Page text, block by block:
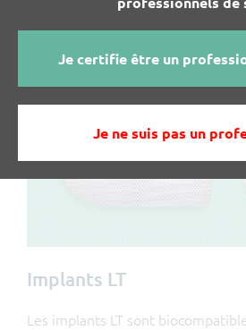
Je certifie être un
Je ne suis pas un
Implants LT
Les implants LT sont